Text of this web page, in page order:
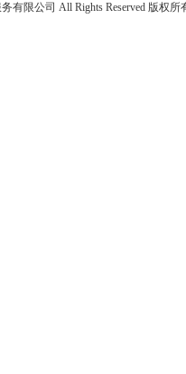
有限公司 All Rights Reserved 版权所